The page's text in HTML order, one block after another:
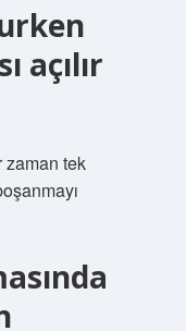
açılır
zaman tek